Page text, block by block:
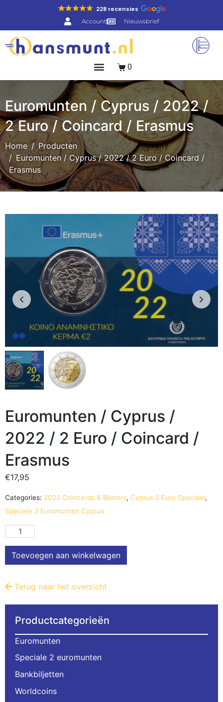
228 recensies
Account Nieuwsbrief
0
Euromunten / Cyprus / 2022 /
2 Euro / Coincard / Erasmus
Home
Producten
Euromunten / Cyprus / 2022 / 2 Euro / Coincard /
Erasmus
Euromunten / Cyprus /
2022 / 2 Euro / Coincard /
Erasmus
€17,95
Categories: 2022 Coincards & Blisters, Cyprus 2 Euro Speciaal,
Speciale 2 Euromunten Cyprus
Toevoegen aan winkelwagen
Terug naar het overzicht
Productcategorieën
Euromunten
Speciale 2 euromunten
Bankbiljetten
Worldcoins